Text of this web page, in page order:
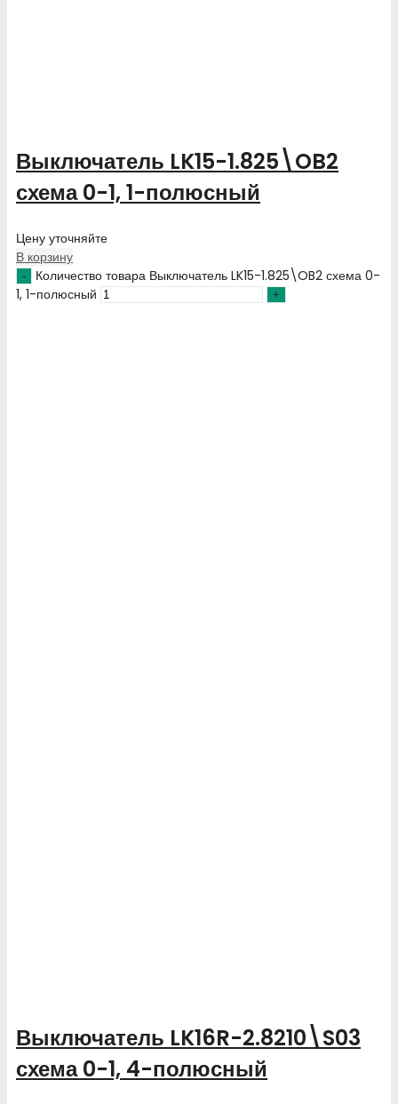
Выключатель LK15-1.825\OB2
схема 0-1, 1-полюсный
Цену уточняйте
В корзину
Количество товара Выключатель LK15-1.825\OB2 схема 0-
1, 1-полюсный
Выключатель LK16R-2.8210\S03
схема 0-1, 4-полюсный